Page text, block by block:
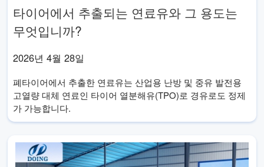
타이어에서 추출되는 연료유와 그 용도는
무엇입니까?
2026년 4월 28일
폐타이어에서 추출한 연료유는 산업용 난방 및 중유 발전용
고열량 대체 연료인 타이어 열분해유(TPO)로 경유로도 정제
가 가능합니다.